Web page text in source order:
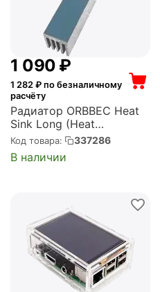
1 090 ₽
1 282 ₽ по безналичному
расчёту
Радиатор ORBBEC Heat
Sink Long (Heat
Sink_Long)
Код товара: 337286
В наличии